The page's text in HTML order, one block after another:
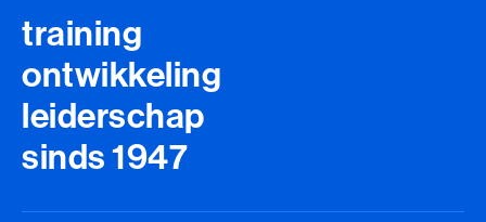
training
ontwikkeling
leiderschap
sinds 1947